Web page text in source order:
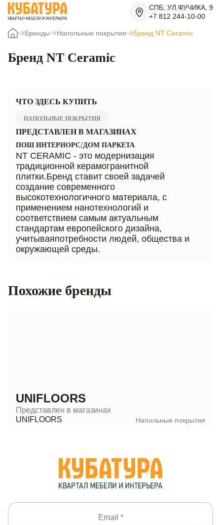
СПБ, УЛ.ФУЧИКА, 9
+7 812 244-10-00
Бренды Напольные покрытия Бренд NT Ceramic
Бренд NT Ceramic
ЧТО ЗДЕСЬ КУПИТЬ
НАПОЛЬНЫЕ ПОКРЫТИЯ
ПРЕДСТАВЛЕН В МАГАЗИНАХ
ПОШ ИНТЕРИОРС/ДОМ ПАРКЕТА
NT CERAMIC - это модернизация
традиционной керамогранитной
плитки.Бренд ставит своей задачей
создание современного
высокотехнологичного материала, с
применением нанотехнологий и
соответствием самым актуальным
стандартам европейского дизайна,
учитываяпотребности людей, общества и
окружающей среды.
Похожие бренды
UNIFLOORS
Представлен в магазинах
UNIFLOORS
Напольные покрытия